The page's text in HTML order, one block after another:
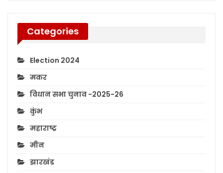
Categories
Election 2024
मकर
विधान सभा चुनाव -2025-26
कुंभ
महाराष्ट्र
मीन
झारखंड